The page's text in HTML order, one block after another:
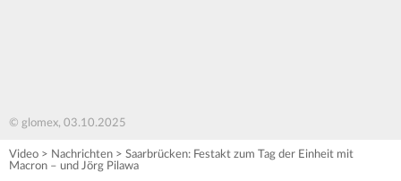
© glomex, 03.10.2025
Video > Nachrichten > Saarbrücken: Festakt zum Tag der Einheit mit
Macron – und Jörg Pilawa